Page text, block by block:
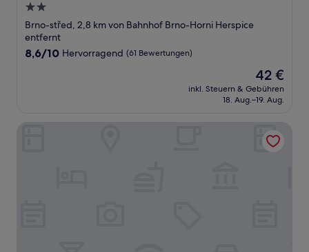
2.0-
Sterne-
Unterkunft
Brno-střed, 2,8 km von Bahnhof Brno-Horni Herspice
entfernt
8.6
8,6/10 Hervorragend (61 Bewertungen)
Der
Preis
beträgt
42 €
inkl. Steuern & Gebühren
18. Aug.–19. Aug.